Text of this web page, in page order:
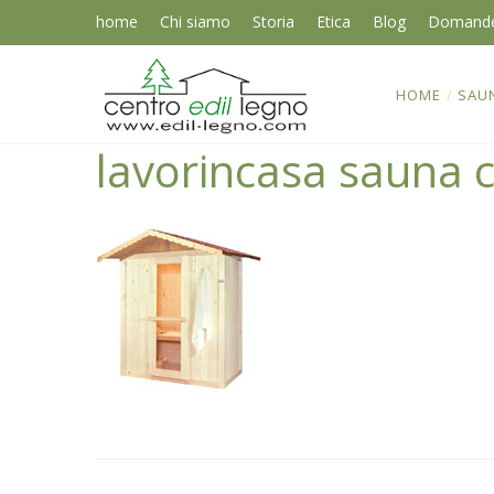
home Chi siamo Storia Etica Blog
HOME /
lavorincasa sauna